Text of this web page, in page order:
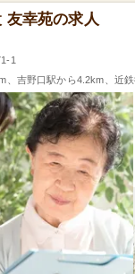
友幸苑の求人
1
、吉野口駅から4.2km、近